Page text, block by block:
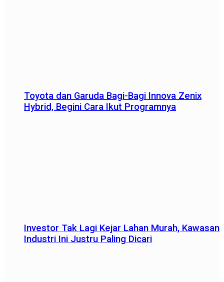
Toyota dan Garuda Bagi-Bagi Innova Zenix
Hybrid, Begini Cara Ikut Programnya
Investor Tak Lagi Kejar Lahan Murah, Kawasan
Industri Ini Justru Paling Dicari